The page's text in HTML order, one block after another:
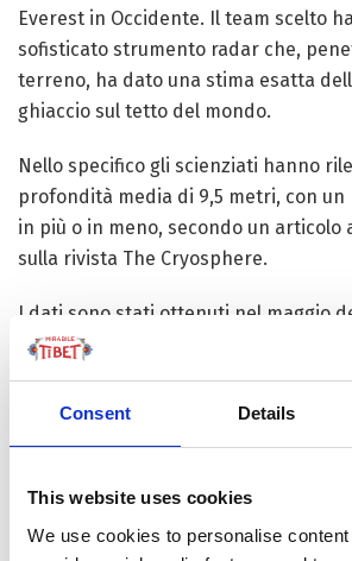
Consent Details
This website uses cookies
We use cookies to personalise
Everest in Occidente. Il team scelto
sofisticato strumento radar che,
terreno, ha dato una stima esatta
ghiaccio sul tetto del mondo.
Nello specifico gli scienziati hanno
profondità media di 9,5 metri, con un
in più o in meno, secondo un articolo
sulla rivista The Cryosphere.
I dati sono stati ottenuti nel maggio
durante una ascensione sul Monte
faceva parte della seconda
sull’altopiano del Qinghai-Tibet.
Il radar usato